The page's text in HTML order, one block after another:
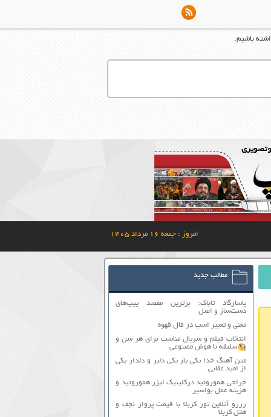
باشیم.
امروز : جمعه ۱۶ مرداد ۱۴۰۵
مطالب جدید
پاسارگاد تاباک: برترین مقصد پیپ‌های
دست‌ساز و اصل
معنی و تعبیر اسب در فال قهوه
انتخاب فیلم و سریال مناسب برای هر سن و
سلیقه با هوش مصنوعی
متن آهنگ خدا یکی یار یکی دلبر و دلدار یکی
از امید عقابی
جراحی هموروئید درکلینیک لیزر هموروئید و
هزینه عمل بواسیر
رزرو آنلاین تور کربلا با قیمت پرواز نجف و
هتل کربلا